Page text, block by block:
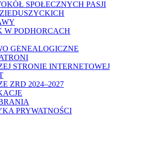
SPOŁECZNYCH PASJI
W PODHORCACH
GENEALOGICZNE
STRONIE INTERNETOWEJ
ZRD 2024–2027
PRYWATNOŚCI